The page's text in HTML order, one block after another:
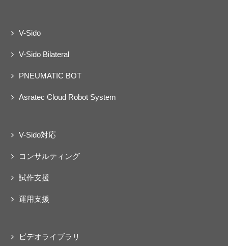
V-Sido
V-Sido Bilateral
PNEUMATIC BOT
Asratec Cloud Robot System
V-Sido対応
コンサルティング
試作支援
運用支援
ビデオライブラリ